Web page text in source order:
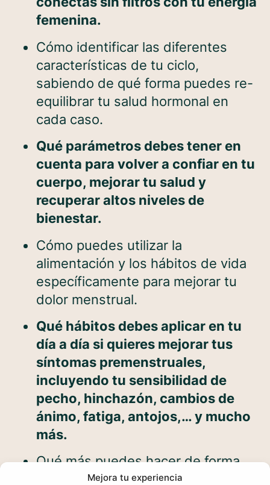
Mejora tu experiencia
femenina.
Cómo identificar las diferentes
características de tu ciclo,
sabiendo de qué forma puedes re-
equilibrar tu salud hormonal en
cada caso.
Qué parámetros debes tener en
cuenta para volver a confiar en tu
cuerpo, mejorar tu salud y
recuperar altos niveles de
bienestar.
Cómo puedes utilizar la
alimentación y los hábitos de vida
específicamente para mejorar tu
dolor menstrual.
Qué hábitos debes aplicar en tu
día a día si quieres mejorar tus
síntomas premenstruales,
incluyendo tu sensibilidad de
pecho, hinchazón, cambios de
ánimo, fatiga, antojos,… y mucho
más.
Qué más puedes hacer de forma
personalizada si tienes